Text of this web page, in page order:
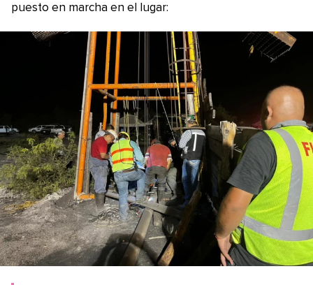
puesto en marcha en el lugar: